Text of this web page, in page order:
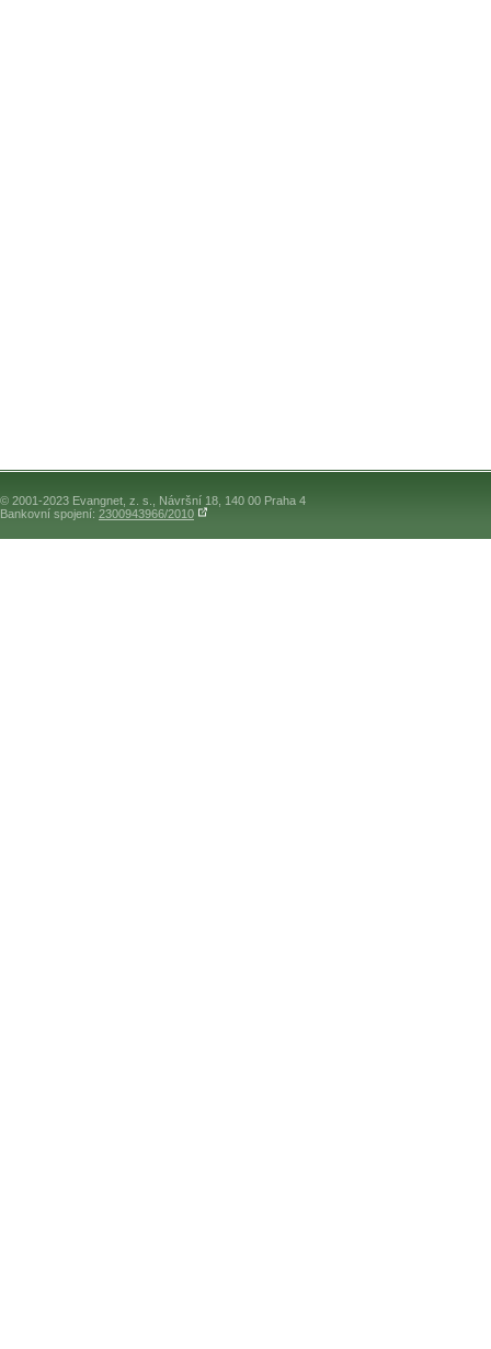
© 2001-2023 Evangnet, z. s., Návršní 18, 140 00 Praha 4
Bankovní spojení: 2300943966/2010